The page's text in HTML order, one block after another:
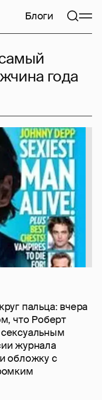
Блоги
пальца: вчера
что Роберт
журнала
обложку с
года